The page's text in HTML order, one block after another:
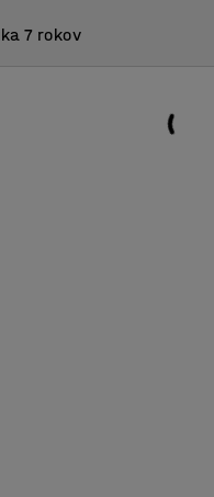
7 rokov